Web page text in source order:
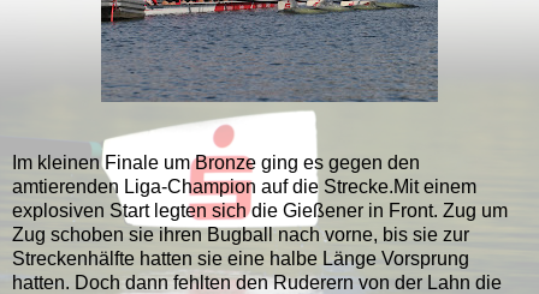
Im kleinen Finale um Bronze ging es gegen den
amtierenden Liga-Champion auf die Strecke.Mit einem
explosiven Start legten sich die Gießener in Front. Zug um
Zug schoben sie ihren Bugball nach vorne, bis sie zur
Streckenhälfte hatten sie eine halbe Länge Vorsprung
hatten. Doch dann fehlten den Ruderern von der Lahn die